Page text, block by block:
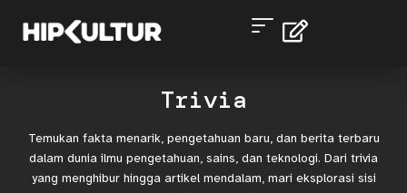
Trivia
Temukan fakta menarik, pengetahuan baru, dan berita terbaru
dalam dunia ilmu pengetahuan, sains, dan teknologi. Dari trivia
yang menghibur hingga artikel mendalam, mari eksplorasi sisi